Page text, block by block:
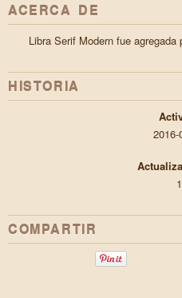
ACERCA DE
Libra Serif Modern fue agregada
HISTORIA
2016-
1
COMPARTIR